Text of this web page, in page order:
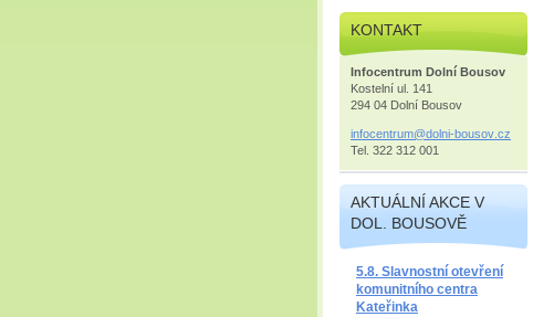
KONTAKT
Infocentrum Dolní Bousov
Kostelní ul. 141
294 04 Dolní Bousov
infocentrum@dolni-bousov .cz
Tel. 322 312 001
AKTUÁLNÍ AKCE V
DOL. BOUSOVĚ
5.8. Slavnostní otevření
komunitního centra
Kateřinka